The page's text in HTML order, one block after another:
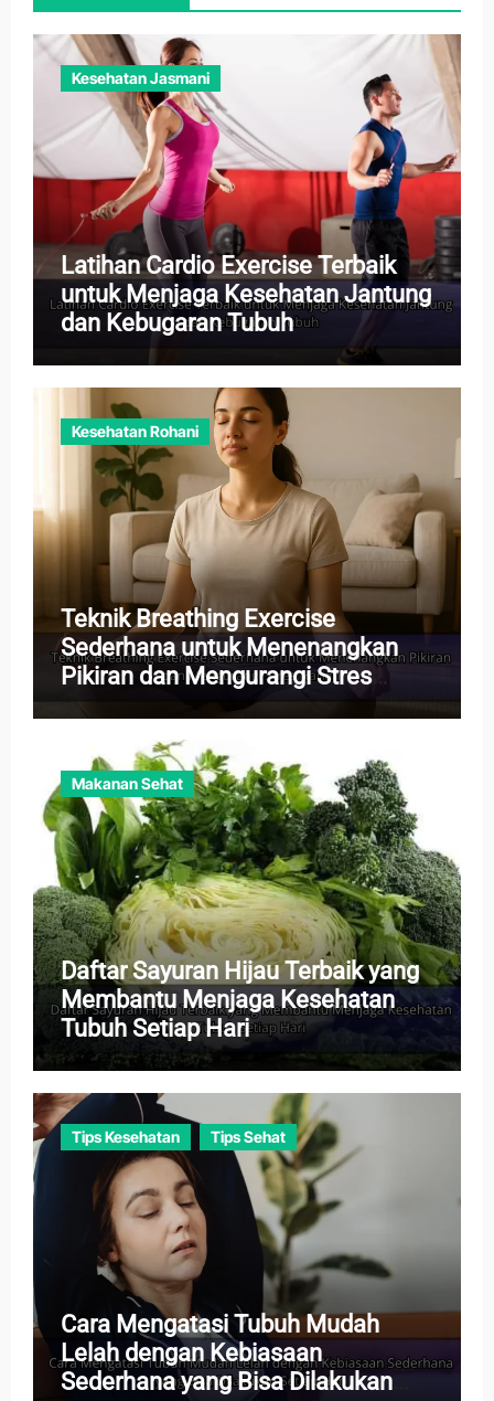
Kesehatan Jasmani
Latihan Cardio Exercise Terbaik
untuk Menjaga Kesehatan Jantung
dan Kebugaran Tubuh
Kesehatan Rohani
Teknik Breathing Exercise
Sederhana untuk Menenangkan
Pikiran dan Mengurangi Stres
Harian
Makanan Sehat
Daftar Sayuran Hijau Terbaik yang
Membantu Menjaga Kesehatan
Tubuh Setiap Hari
Tips Kesehatan Tips Sehat
Cara Mengatasi Tubuh Mudah
Lelah dengan Kebiasaan
Sederhana yang Bisa Dilakukan